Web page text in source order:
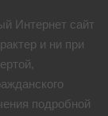
Интернет сайт
и ни при
подробной